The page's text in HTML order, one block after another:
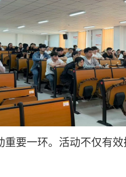
重要一环。 活动不仅有效